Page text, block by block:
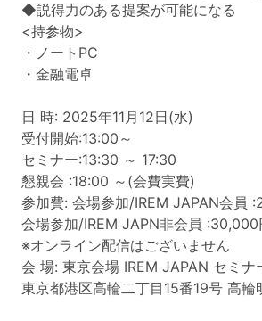
◆説得力のある提案が可能になる
<持参物>
・ノートPC
・金融電卓
日 時: 2025年11月12日(水)
受付開始:13:00～
セミナー:13:30 ～ 17:30
懇親会 :18:00 ～(会費実費)
参加費: 会場参加/IREM JAPAN会員
会場参加/IREM JAPN非会員 :30,000
※オンライン配信はございません
会 場: 東京会場 IREM JAPAN セミナ
東京都港区高輪二丁目15番19号 高輪